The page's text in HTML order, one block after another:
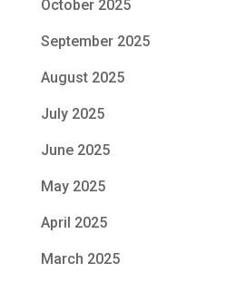
October 2025
September 2025
August 2025
July 2025
June 2025
May 2025
April 2025
March 2025